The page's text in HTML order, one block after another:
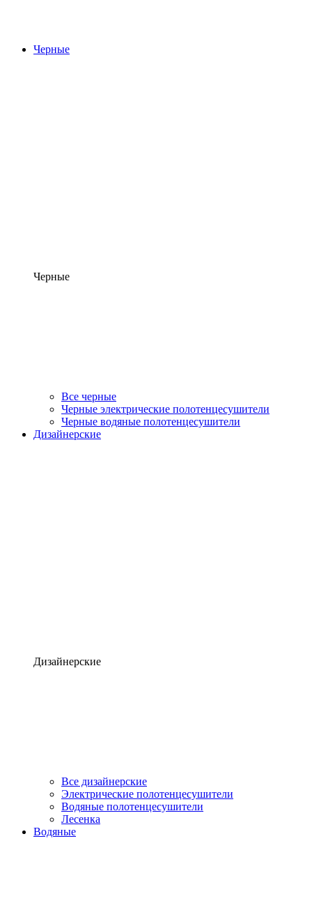
Черные
Черные
Все черные
Черные электрические полотенцесушители
Черные водяные полотенцесушители
Дизайнерские
Дизайнерские
Все дизайнерские
Электрические полотенцесушители
Водяные полотенцесушители
Лесенка
Водяные